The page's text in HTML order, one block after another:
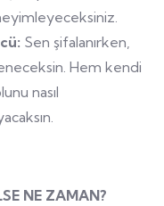
Sen şifalanırken,
Hem kendi
nasıl
NE ZAMAN?